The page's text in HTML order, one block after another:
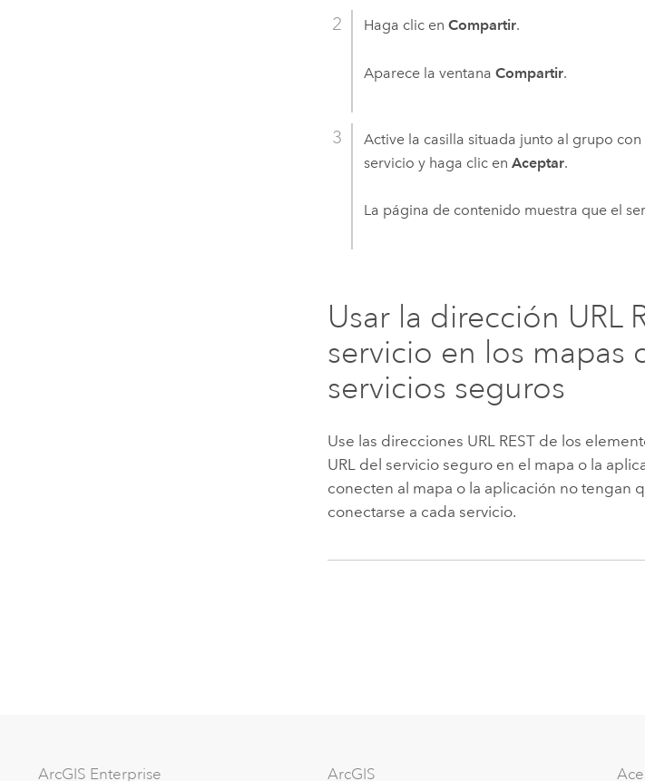
Haga clic enCompartir.
Aparece la ventanaCompartir.
Active la casilla situada junto al grupo
servicio y haga clic enAceptar.
La página de contenido muestra que el
Usar la dirección URL
servicio en los mapas
servicios seguros
Use las direcciones URL REST de los
URL del servicio seguro en el mapa o la
conecten al mapa o la aplicación no tengan
conectarse a cada servicio.
ArcGIS Enterprise ArcGIS